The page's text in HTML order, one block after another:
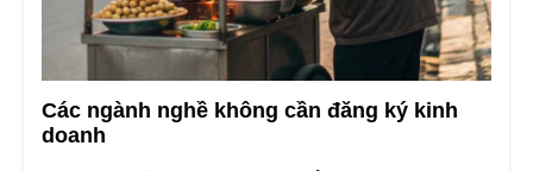
Các ngành nghề không cần đăng ký kinh
doanh